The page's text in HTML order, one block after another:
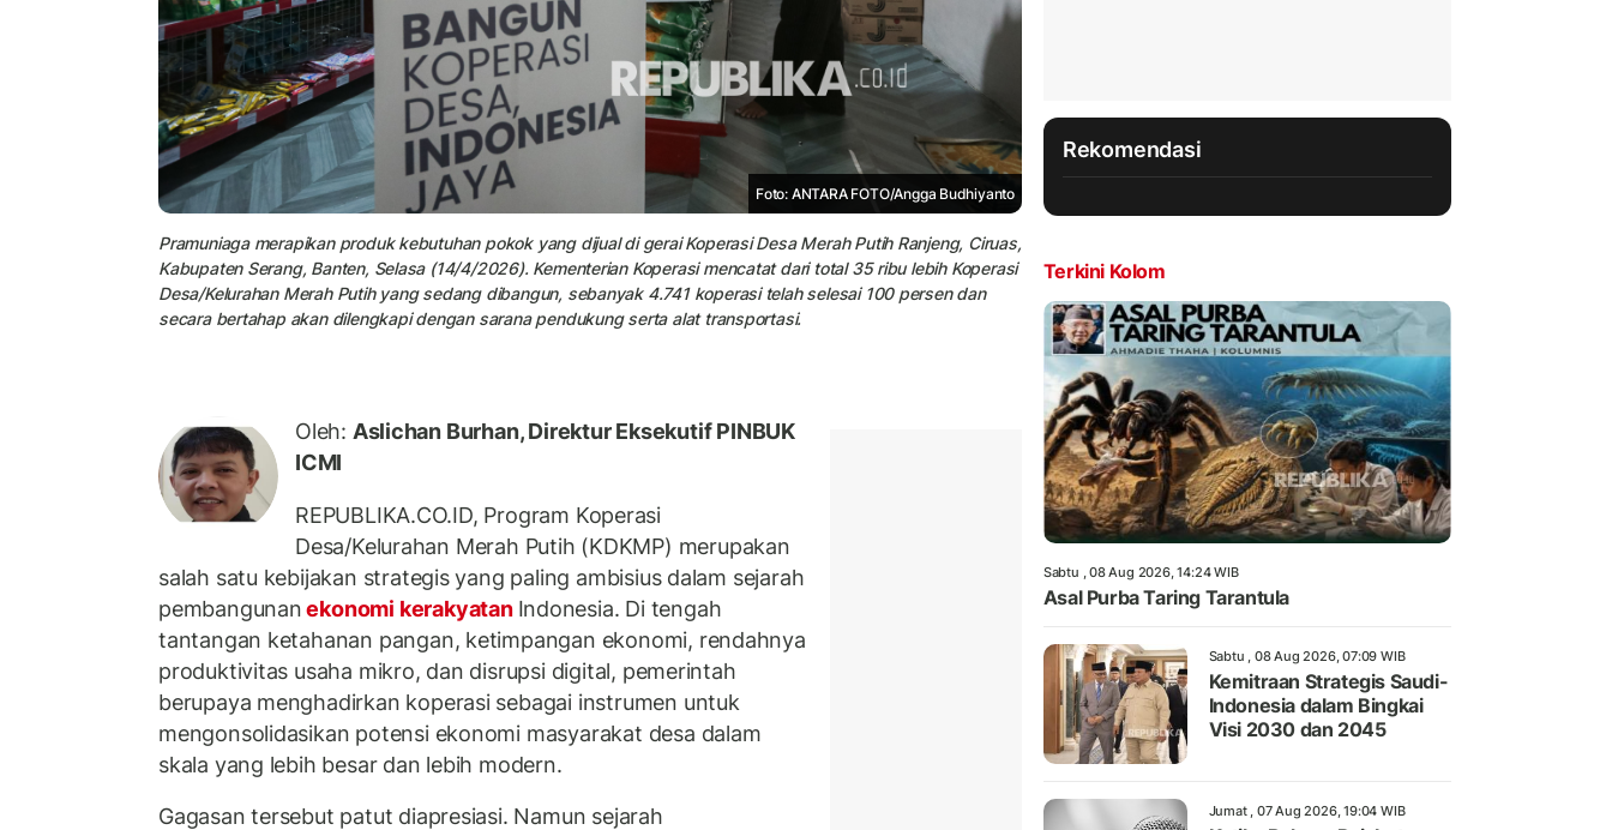
Foto: ANTARA FOTO/Angga Budhiyanto
Pramuniaga merapikan produk kebutuhan pokok yang dijual di gerai Koperasi Desa Merah Putih Ranjeng, Ciruas,
Kabupaten Serang, Banten, Selasa (14/4/2026). Kementerian Koperasi mencatat dari total 35 ribu lebih Koperasi
Desa/Kelurahan Merah Putih yang sedang dibangun, sebanyak 4.741 koperasi telah selesai 100 persen dan
secara bertahap akan dilengkapi dengan sarana pendukung serta alat transportasi.
Oleh: Aslichan Burhan, Direktur Eksekutif PINBUK
ICMI
REPUBLIKA.CO.ID, Program Koperasi
Desa/Kelurahan Merah Putih (KDKMP) merupakan
salah satu kebijakan strategis yang paling ambisius dalam sejarah
pembangunanekonomi kerakyatan Indonesia. Di tengah
tantangan ketahanan pangan, ketimpangan ekonomi, rendahnya
produktivitas usaha mikro, dan disrupsi digital, pemerintah
berupaya menghadirkan koperasi sebagai instrumen untuk
mengonsolidasikan potensi ekonomi masyarakat desa dalam
skala yang lebih besar dan lebih modern.
Gagasan tersebut patut diapresiasi. Namun sejarah
Rekomendasi
Terkini Kolom
Sabtu , 08 Aug 2026, 14:24 WIB
Asal Purba Taring Tarantula
Sabtu , 08 Aug 2026, 07:09 WIB
Kemitraan Strategis Saudi-
Indonesia dalam Bingkai
Visi 2030 dan 2045
Jumat , 07 Aug 2026, 19:04 WIB